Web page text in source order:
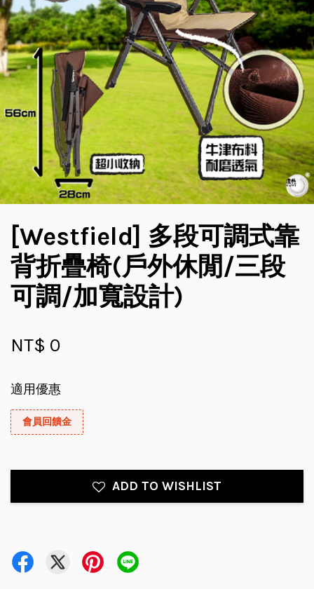
[Westfield] 多段可調式靠
背折疊椅(戶外休閒/三段
可調/加寬設計)
NT$ 0
適用優惠
會員回饋金
ADD TO WISHLIST